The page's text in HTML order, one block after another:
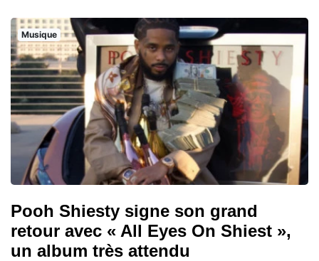
Musique
Pooh Shiesty signe son grand
retour avec « All Eyes On Shiest »,
un album très attendu